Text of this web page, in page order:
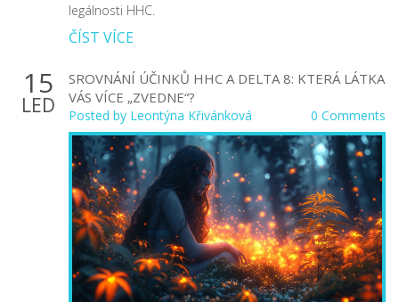
legálnosti HHC.
ČÍST VÍCE
15
LED
SROVNÁNÍ ÚČINKŮ HHC A DELTA 8: KTERÁ LÁTKA
VÁS VÍCE „ZVEDNE“?
Posted by Leontýna Křivánková 0 Comments